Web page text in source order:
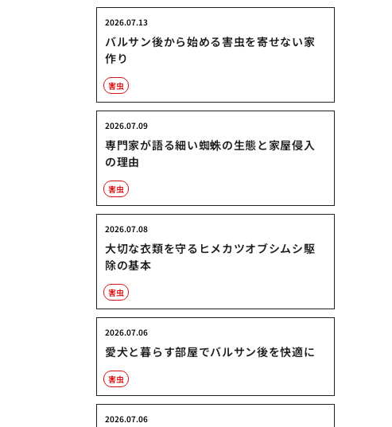
バルサン後から始める害虫を寄せない家
作り
2026.07.13
害虫
専門家が語る細い蜘蛛の生態と家屋侵入
の理由
2026.07.09
害虫
大切な衣類を守るヒメカツオブシムシ駆
除の基本
2026.07.08
害虫
愛犬と暮らす部屋でバルサン後を快適に
2026.07.06
害虫
2026.07.06